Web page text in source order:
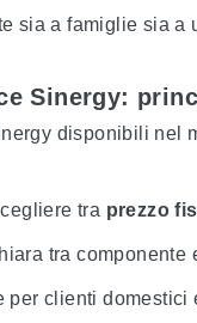
sia a famiglie sia a
Sinergy:
disponibili nel
tra prezzo
tra componente
per clienti domestici